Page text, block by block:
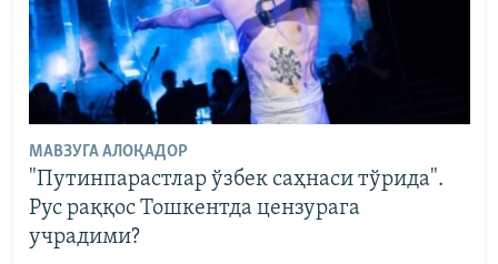
МАВЗУГА АЛОҚАДОР
"Путинпарастлар ўзбек саҳнаси тўрида".
Рус раққос Тошкентда цензурага
учрадими?